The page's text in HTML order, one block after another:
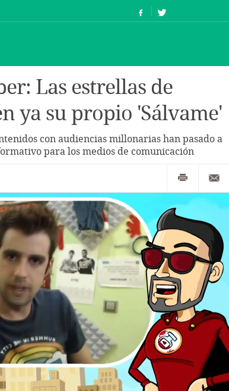
Las estrellas de
ya su propio 'Sálvame'
con audiencias millonarias han pasado a
para los medios de comunicación